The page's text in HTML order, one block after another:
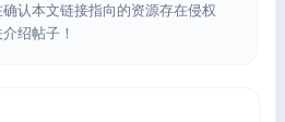
认本文链接指向的资源存在侵权
绍帖子！